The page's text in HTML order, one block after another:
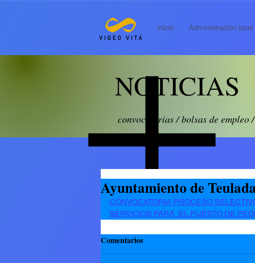
Inicio Administracion local
NOTICIAS
convocatorias / bolsas de empleo
Ayuntamiento de
CONVOCATORIA PROCESO
SERVICIOS PARA  EL PUESTO DE
Comentarios